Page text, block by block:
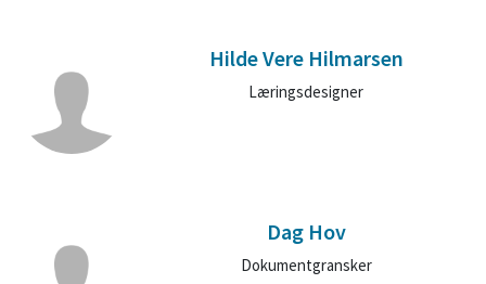
Hilde Vere Hilmarsen
Læringsdesigner
Dag Hov
Dokumentgransker